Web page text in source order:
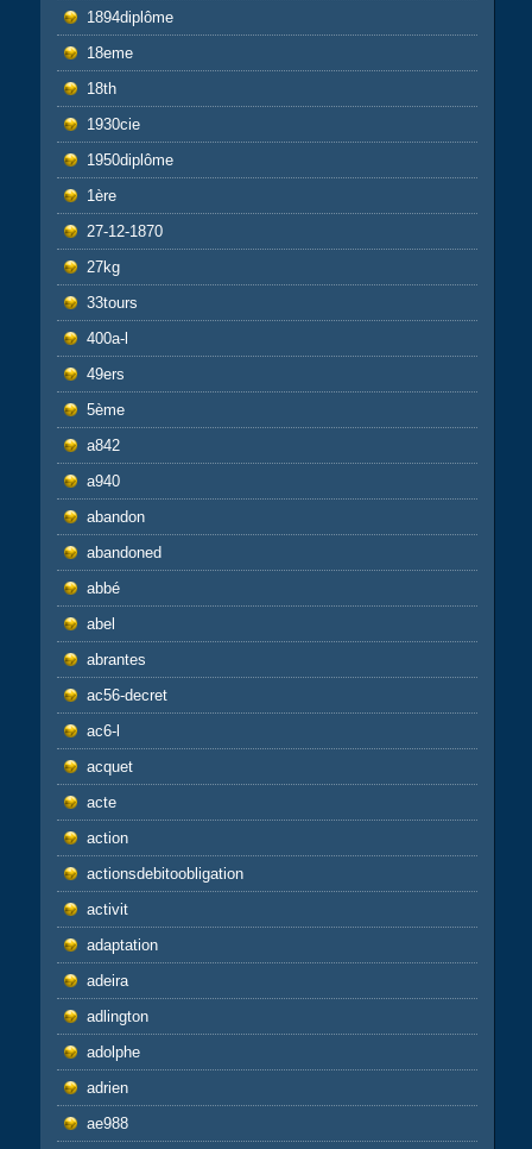
1894diplôme
18eme
18th
1930cie
1950diplôme
1ère
27-12-1870
27kg
33tours
400a-l
49ers
5ème
a842
a940
abandon
abandoned
abbé
abel
abrantes
ac56-decret
ac6-l
acquet
acte
action
actionsdebitoobligation
activit
adaptation
adeira
adlington
adolphe
adrien
ae988